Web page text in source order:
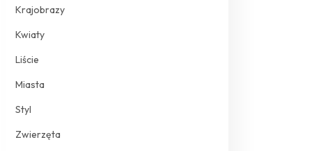
Krajobrazy
Kwiaty
Liście
Miasta
Styl
Zwierzęta